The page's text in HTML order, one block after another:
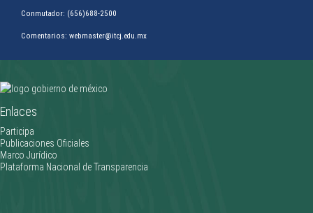
Clifford Gardner triunfa en la Olimpiada Nacional CONADE 2026
Conmutador: (656)688-2500
Comentarios: webmaster@itcj.edu.mx
Enlaces
Participa
Publicaciones Oficiales
Marco Jurídico
Plataforma Nacional de Transparencia